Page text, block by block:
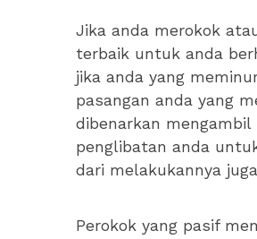
Jika anda merokok
terbaik untuk anda
jika anda yang
pasangan anda yang
dibenarkan
penglibatan anda
dari melakukannya
Perokok yang pasif